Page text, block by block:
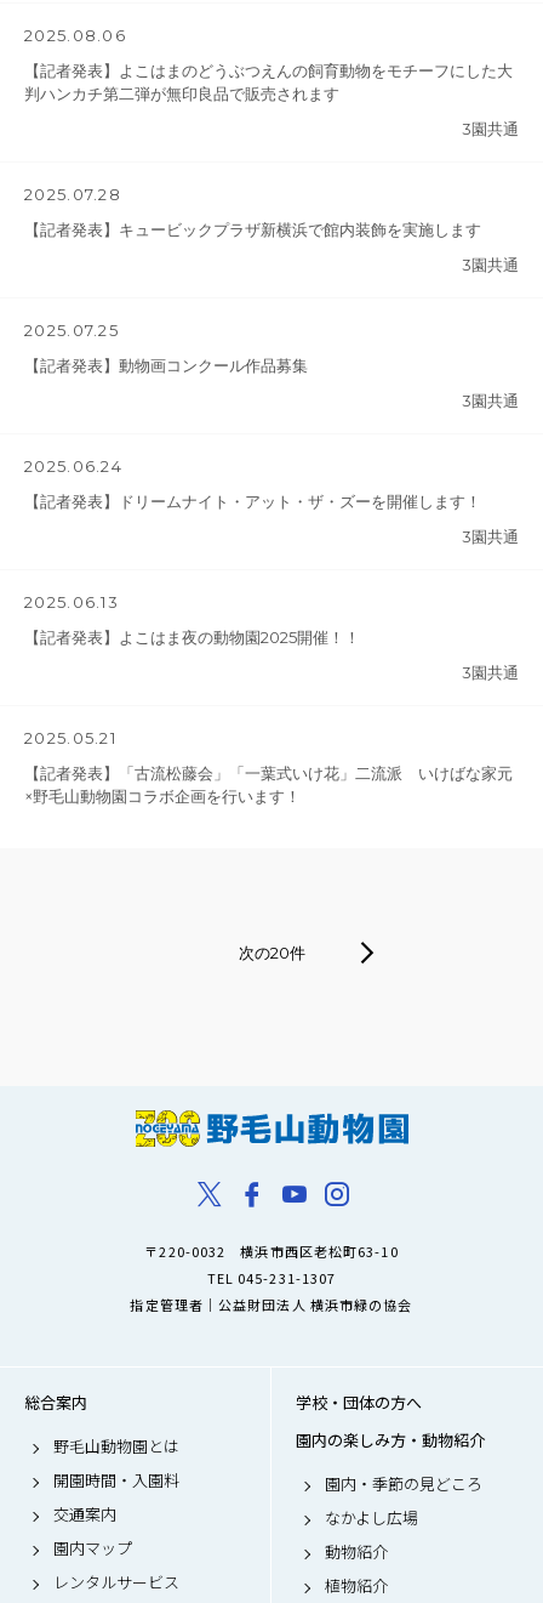
2025.08.06
【記者発表】よこはまのどうぶつえんの飼育動物をモチーフにした大
判ハンカチ第二弾が無印良品で販売されます
3園共通
2025.07.28
【記者発表】キュービックプラザ新横浜で館内装飾を実施します
3園共通
2025.07.25
【記者発表】動物画コンクール作品募集
3園共通
2025.06.24
【記者発表】ドリームナイト・アット・ザ・ズーを開催します！
3園共通
2025.06.13
【記者発表】よこはま夜の動物園2025開催！！
3園共通
2025.05.21
【記者発表】「古流松藤会」「一葉式いけ花」二流派 いけばな家元
×野毛山動物園コラボ企画を行います！
次の20件
〒220-0032 横浜市西区老松町63-10
TEL 045-231-1307
指定管理者｜公益財団法人 横浜市緑の協会
総合案内
野毛山動物園とは
開園時間・入園料
交通案内
園内マップ
レンタルサービス
学校・団体の方へ
園内の楽しみ方・動物紹介
園内・季節の見どころ
なかよし広場
動物紹介
植物紹介